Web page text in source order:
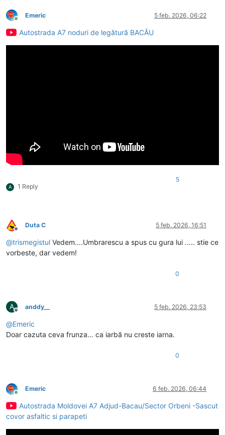
Conectat
Emeric 5 feb. 2026, 06:22
Autostrada A7 noduri de legătură BACĂU
A 1 Reply
5
Deconectat
Duta C 5 feb. 2026, 16:51
@trismegistul Vedem....Umbrarescu a spus cu gura lui ..... stie ce
vorbeste, dar vedem!
0
A
Deconectat
anddy__ 5 feb. 2026, 23:53
@Emeric
Doar cazuta ceva frunza... ca iarbă nu creste iarna.
0
Conectat
Emeric 6 feb. 2026, 06:44
Autostrada Moldovei A7 Adjud-Bacau/Sector Orbeni -Sascut
covor asfaltic si parapeti